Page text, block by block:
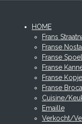
HOME
Frans
Franse
Franse
Franse
Franse
Franse
Cuisine/
Emaille
Verkocht/